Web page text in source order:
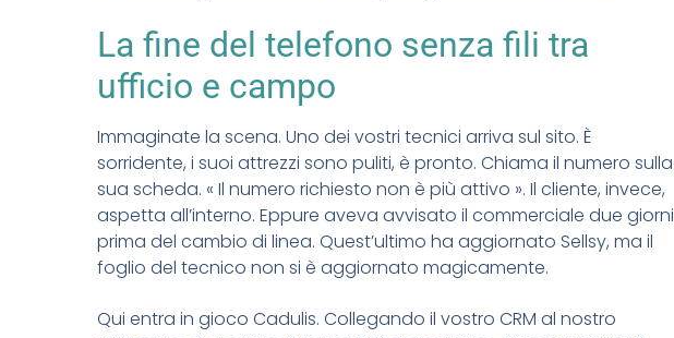
La fine del telefono senza fili tra
ufficio e campo
Immaginate la scena. Uno dei vostri tecnici arriva sul sito. È
sorridente, i suoi attrezzi sono puliti, è pronto. Chiama il numero sulla
sua scheda. « Il numero richiesto non è più attivo ». Il cliente, invece,
aspetta all’interno. Eppure aveva avvisato il commerciale due giorni
prima del cambio di linea. Quest’ultimo ha aggiornato Sellsy, ma il
foglio del tecnico non si è aggiornato magicamente.
Qui entra in gioco Cadulis. Collegando il vostro CRM al nostro